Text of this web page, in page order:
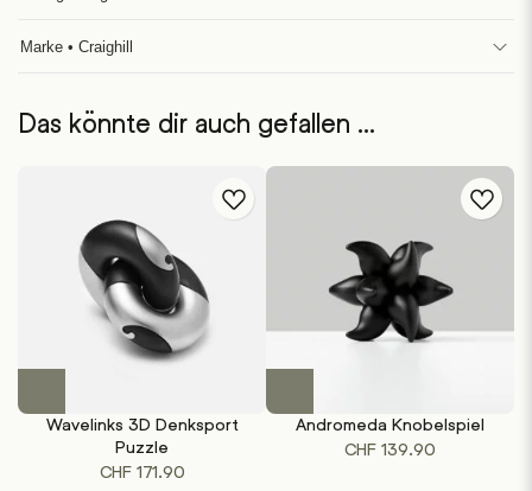
Marke • Craighill
Das könnte dir auch gefallen …
Wavelinks 3D Denksport
Puzzle
CHF171.90
Andromeda Knobelspiel
CHF 139.90